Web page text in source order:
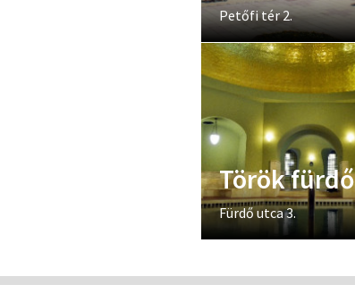
Petőfi tér 2.
Török fürdő
Fürdő utca 3.